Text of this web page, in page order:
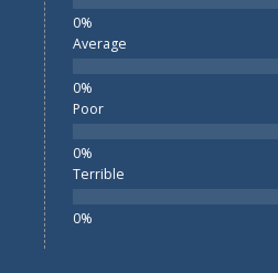
Average
Poor
Terrible